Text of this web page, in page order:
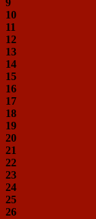
10
11
12
13
14
15
16
17
18
19
20
21
22
23
24
25
26